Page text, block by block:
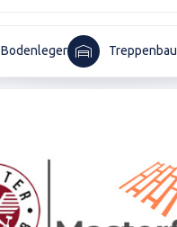
Bodenleger Treppenbau